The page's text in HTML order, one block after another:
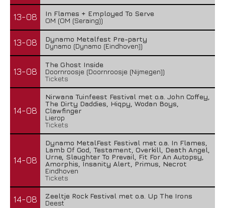
13-08
In Flames + Employed To Serve
OM (OM (Seraing))
13-08
Dynamo Metalfest Pre-party
Dynamo (Dynamo (Eindhoven))
13-08
The Ghost Inside
Doornroosje (Doornroosje (Nijmegen))
Tickets
14-08
Nirwana Tuinfeest Festival met o.a. John Coffey,
The Dirty Daddies, Hiqpy, Wodan Boys,
Clawfinger
Lierop
Tickets
14-08
Dynamo MetalFest Festival met o.a. In Flames,
Lamb Of God, Testament, Overkill, Death Angel,
Urne, Slaughter To Prevail, Fit For An Autopsy,
Amorphis, Insanity Alert, Primus, Necrot
Eindhoven
Tickets
14-08
Zeeltje Rock Festival met o.a. Up The Irons
Deest